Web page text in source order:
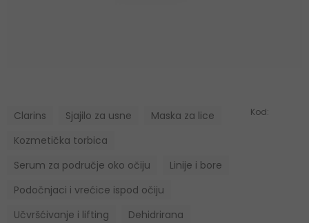
Clarins Sjajilo za usne
Maska za lice
Kozmetička torbica
Serum za područje oko očiju
Linije i bore
Podočnjaci i vrećice ispod očiju
Učvršćivanje i lifting
Dehidrirana
Kod: